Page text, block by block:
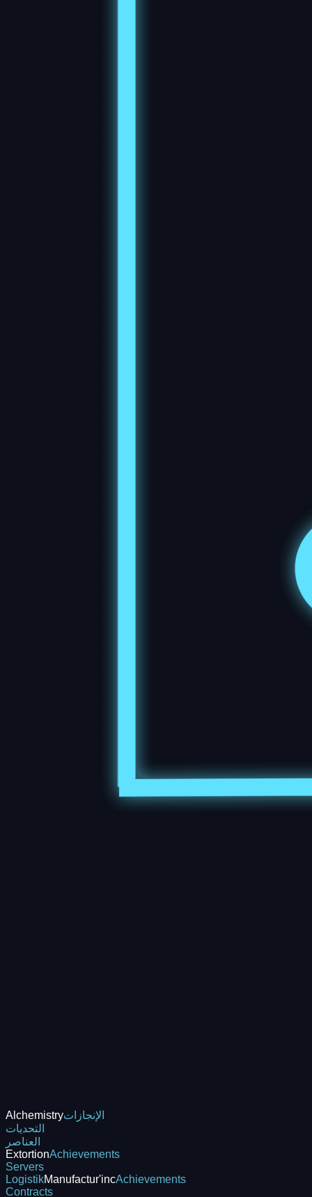
Alchemistryالإنجازات
التحديات
العناصر
ExtortionAchievements
Servers
LogistikManufactur'incAchievements
Contracts